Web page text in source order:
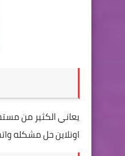
يعاني الكثير من
اونلاين حل مشكله